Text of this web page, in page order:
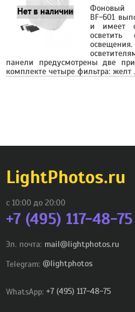
Фоновый
BF-601
и имеет
осветить
панели предусмотрены две
комплекте четыре фильтра: желт
LightPhotos.ru
с 10:00 до 20:00
+7 (495) 117-48-75
Эл. почта: mail@lightphotos.ru
Telegram: @lightphotos
WhatsApp: +7 (495) 117-48-75